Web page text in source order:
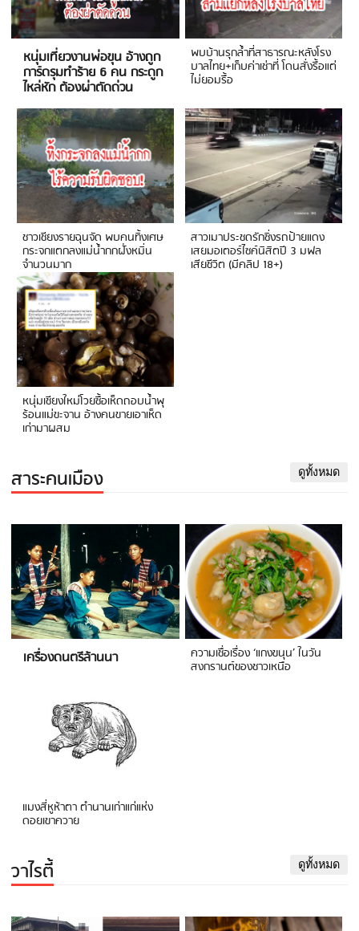
หนุ่มเที่ยวงานพ่อขุน อ้างถูก
การ์ดรุมทำร้าย 6 คน กระดูก
ไหล่หัก ต้องผ่าตัดด่วน
พบบ้านรุกล้ำที่สาธารณะหลังโรง
บาลไทย+เก็บค่าเช่าที่ โดนสั่งรื้อแต่
ไม่ยอมรื้อ
ชาวเชียงรายฉุนจัด พบคนทิ้งเศษ
กระจกแตกลงแม่น้ำกกฝั่งหมิ่น
จำนวนมาก
สาวเมาประชดรักซิ่งรถป้ายแดง
เสยมอเตอร์ไซค์นิสิตปี 3 มฟล
เสียชีวิต (มีคลิป 18+)
หนุ่มเชียงใหม่โวยซื้อเห็ดถอบน้ำพุ
ร้อนแม่ขะจาน อ้างคนขายเอาเห็ด
เก่ามาผสม
สาระคนเมือง ดูทั้งหมด
เครื่องดนตรีล้านนา ความเชื่อเรื่อง ‘แกงขนุน’ ในวัน
สงกรานต์ของชาวเหนือ
แมงสี่หูห้าตา ตำนานเก่าแก่แห่ง
ดอยเขาควาย
วาไรตี้ ดูทั้งหมด